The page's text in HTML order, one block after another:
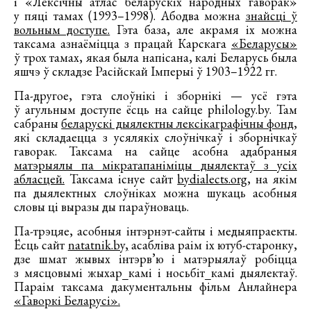
у пяці тамах (1993–1998). Абодва можна знайсці ў
вольным доступе. Гэта база, але акрамя іх можна
таксама азнаёміцца з працай Карскага «Беларусы»
ў трох тамах, якая была напісана, калі Беларусь была
яшчэ ў складзе Расійскай Імперыі ў 1903–1922 гг.
Па-другое, гэта слоўнікі і зборнікі — усё гэта
ў агульным доступе ёсць на сайце philology.by. Там
сабраныбеларускі дыялектны лексікаграфічны фонд,
які складаецца з усялякіх слоўнічкаў і зборнічкаў
гаворак. Таксама на сайце асобна адабраныя
матэрыялы па мікратапаніміцы дыялектаў з усіх
абласцей. Таксама існуе сайтbydialects.org, на якім
па дыялектных слоўніках можна шукаць асобныя
словы ці выразы ды параўноваць.
Па-трэцяе, асобныя інтэрнэт-сайты і медыяпраекты.
Ёсць сайт natatnik.by,асабліва раім іх ютуб-старонку,
дзе шмат жывых інтэрв’ю і матэрыялаў робіцца
з мясцовымі жыхар_камі і носьбіт_камі дыялектаў.
Параім таксама дакументальны фільм Анлайнера
«Гаворкі Беларусі».